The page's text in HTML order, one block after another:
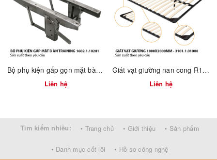
Kiểu liên kết:Bắt vít 2 đầu / khóa ngàm
Ứng dụng:Cố định nắp bàn, khóa chân bàn, khóa cơ cấu xếp
Thương hiệu:
Vinahardware – Việt Nam
Ưu Điểm Nổi Bật:
Nhỏ gọn – chắc chắn:
Giữ chân bàn cố định an toàn, chống
Tùy chỉnh theo yêu cầu: Có thể sản xuất với vật liệu hoặc kích
Bộ phụ kiện gấp gọn mặt bàn training 1602.1.10281
Liên hệ
Giát vạt giường nan cong R1000XD2000mm – Mã 3101.1.01000
Liên hệ
Tìm kiếm nhiều: • Trang chủ • Giới thiệu • Sản phẩm
• Danh mục cốt lõi • Hồ sơ công nghệ